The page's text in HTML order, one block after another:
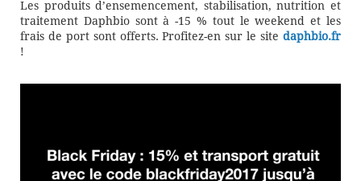
Les produits d’ensemencement, stabilisation, nutrition et
traitement Daphbio sont à -15 % tout le weekend et les
frais de port sont offerts. Profitez-en sur le site daphbio.fr
!